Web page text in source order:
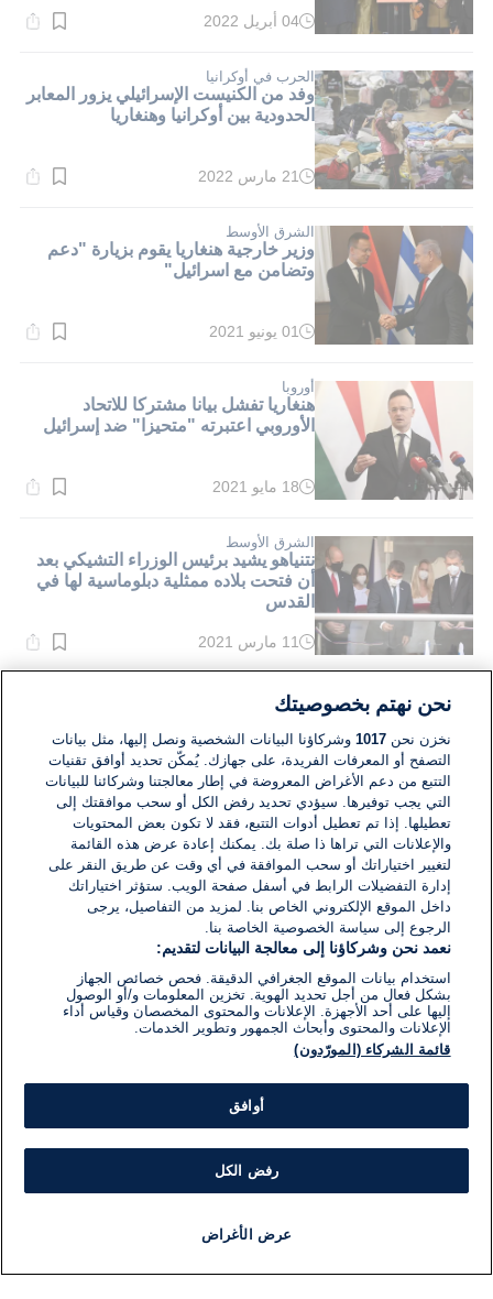
وقت
دقيقة.
04 أبريل 2022
الحرب في أوكرانيا
وفد من الكنيست الإسرائيلي يزور المعابر
الحدودية بين أوكرانيا وهنغاريا
وقت
دقيقة.
21 مارس 2022
الشرق الأوسط
وزير خارجية هنغاريا يقوم بزيارة "دعم
وتضامن مع اسرائيل"
وقت
دقيقة.
01 يونيو 2021
أوروبا
هنغاريا تفشل بيانا مشتركا للاتحاد
الأوروبي اعتبرته "متحيزا" ضد إسرائيل
وقت
دقيقة.
18 مايو 2021
الشرق الأوسط
نتنياهو يشيد برئيس الوزراء التشيكي بعد
أن فتحت بلاده ممثلية دبلوماسية لها في
القدس
وقت
دقيقة.
11 مارس 2021
أوروبا
تقرير: هنغاريا تمنع الاتحاد الأوروبي من
ادانة التحول في سياسة واشنطن حيال
المستوطنات
وقت
القراءة:
1}
دقيقة.
20 نوفمبر 2019
نحن نهتم بخصوصيتك
نخزن نحن1017 وشركاؤنا البيانات الشخصية ونصل إليها، مثل بيانات
التصفح أو المعرفات الفريدة، على جهازك. يُمكّن تحديد أوافق تقنيات
التتبع من دعم الأغراض المعروضة في إطار معالجتنا وشركائنا للبيانات
التي يجب توفيرها. سيؤدي تحديد رفض الكل أو سحب موافقتك إلى
تعطيلها. إذا تم تعطيل أدوات التتبع، فقد لا تكون بعض المحتويات
والإعلانات التي تراها ذا صلة بك. يمكنك إعادة عرض هذه القائمة
لتغيير اختياراتك أو سحب الموافقة في أي وقت عن طريق النقر على
إدارة التفضيلات الرابط في أسفل صفحة الويب. ستؤثر اختياراتك
داخل الموقع الإلكتروني الخاص بنا. لمزيد من التفاصيل، يرجى
الرجوع إلى سياسة الخصوصية الخاصة بنا.
نعمد نحن وشركاؤنا إلى معالجة البيانات لتقديم:
استخدام بيانات الموقع الجغرافي الدقيقة. فحص خصائص الجهاز
بشكل فعال من أجل تحديد الهوية. تخزين المعلومات و/أو الوصول
إليها على أحد الأجهزة. الإعلانات والمحتوى المخصصان وقياس أداء
الإعلانات والمحتوى وأبحاث الجمهور وتطوير الخدمات.
قائمة الشركاء (المورّدون)
أوافق
رفض الكل
عرض الأغراض